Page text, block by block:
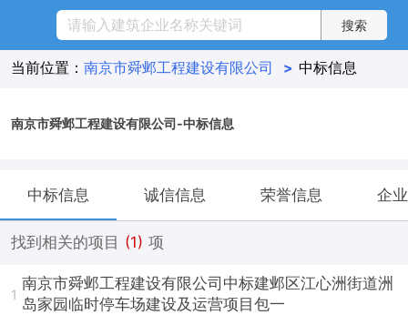
当前位置： 南京市舜邺工程建设有限公司 > 中标信息
南京市舜邺工程建设有限公司-中标信息
中标信息 诚信信息 荣誉信息 企
找到相关的项目 (1) 项
1
南京市舜邺工程建设有限公司中标建邺区江心洲街道洲
岛家园临时停车场建设及运营项目包一